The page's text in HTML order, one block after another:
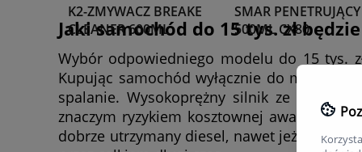
K2-ZMYWACZ BREAKE
CLEANER 600ML
SMAR PENETRUJĄCY
500ML CX80
Jaki samochód do 15 tys. zł
Wybór odpowiedniego modelu do 15 tys.
Kupując samochód wyłącznie do miasta,
spalanie. Wysokoprężny silnik ze
znaczym ryzykiem kosztownej awarii.
dobrze utrzymany diesel, nawet jeżeli